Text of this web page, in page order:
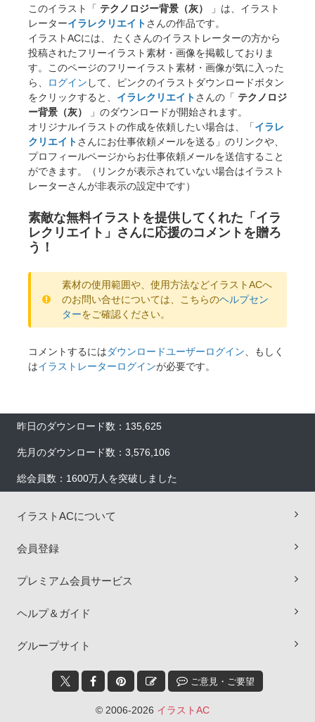
このイラスト「 テクノロジー背景（灰）
」は、イラスト
レーターイラレクリエイトさんの作品です。
イラストACには、 たくさんのイラストレーターの方から
投稿されたフリーイラスト素材・画像を掲載しておりま
す。このページのフリーイラスト素材・画像が気に入った
ら、
ログイン して、ピンクのイラストダウンロードボタン
をクリックすると、 イラレクリエイトさんの「 テクノロジ
ー背景（灰）
」のダウンロードが開始されます。
オリジナルイラストの作成を依頼したい場合は、「イラレ
クリエイトさんにお仕事依頼メールを送る」のリンクや、
プロフィールページからお仕事依頼メールを送信すること
ができます。（リンクが表示されていない場合はイラスト
レーターさんが非表示の設定中です）
素敵な無料イラストを提供してくれた「イラ
レクリエイト」さんに応援のコメントを贈ろ
う！
素材の使用範囲や、使用方法などイラストACへ
のお問い合せについては、こちらのヘルプセン
ターをご確認ください。
コメントするにはダウンロードユーザーログイン 、もしく
はイラストレーターログインが必要です。
昨日のダウンロード数：135,625
先月のダウンロード数：3,576,106
総会員数：1600万人を突破しました
イラストACについて
会員登録
プレミアム会員サービス
ヘルプ＆ガイド
グループサイト
ご意見・ご要望
© 2006-2026 イラストAC